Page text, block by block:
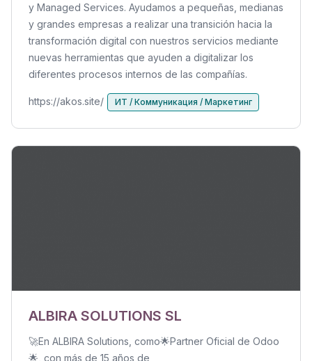
y Managed Services. Ayudamos a pequeñas, medianas
y grandes empresas a realizar una transición hacia la
transformación digital con nuestros servicios mediante
nuevas herramientas que ayuden a digitalizar los
diferentes procesos internos de las compañías.
https://akos.site/ ИТ / Коммуникация / Маркетинг
ALBIRA SOLUTIONS SL
🚀En ALBIRA Solutions, como🌟Partner Oficial de Odoo
🌟, con más de 15 años de